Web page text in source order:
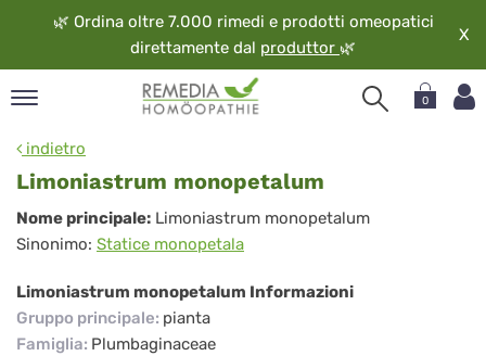
🌿 Ordina oltre 7.000 rimedi e prodotti omeopatici
direttamente dal produttor 🌿
X
0
indietro
Limoniastrum monopetalum
Limoniastrum
monopetalum
Nome principale: Limoniastrum monopetalum
Sinonimo: Statice monopetala
Limoniastrum monopetalum Informazioni
Gruppo principale: pianta
Famiglia: Plumbaginaceae